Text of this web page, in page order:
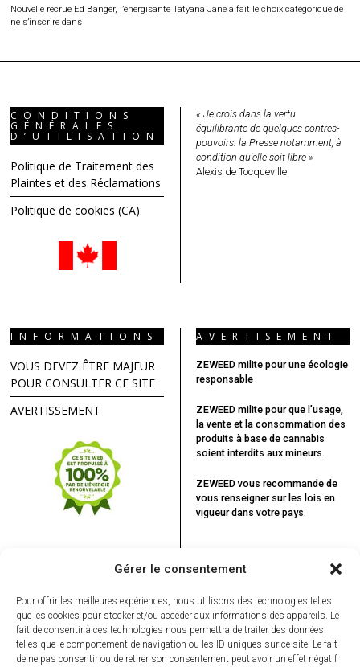
Gérer le consentement
Pour offrir les meilleures expériences, nous utilisons des technologies telles
que les cookies pour stocker et/ou accéder aux informations des appareils. Le
fait de consentir à ces technologies nous permettra de traiter des données
telles que le comportement de navigation ou les ID uniques sur ce site. Le fait
de ne pas consentir ou de retirer son consentement peut avoir un effet négatif
Nouvelle recrue Ed Banger, l’énergisante Tatyana Jane a fait le choix catégorique de
ne s’inscrire dans
CONDITIONS
GÉNÉRALES
D’UTILISATION
Politique de Traitement des
Plaintes et des Réclamations
Politique de cookies (CA)
« Je crois dans la vertu
équilibrante de quelques contres-
pouvoirs: la Presse notamment, à
condition qu’elle soit libre »
Alexis de Tocqueville
INFORMATIONS
VOUS DEVEZ ÊTRE MAJEUR
POUR CONSULTER CE SITE
AVERTISSEMENT
AVERTISEMENT
ZEWEED milite pour une écologie
responsable
ZEWEED milite pour que l’usage,
la vente et la consommation des
produits à base de cannabis
soient interdits aux mineurs.
ZEWEED vous recommande de
vous renseigner sur les lois en
vigueur dans votre pays.